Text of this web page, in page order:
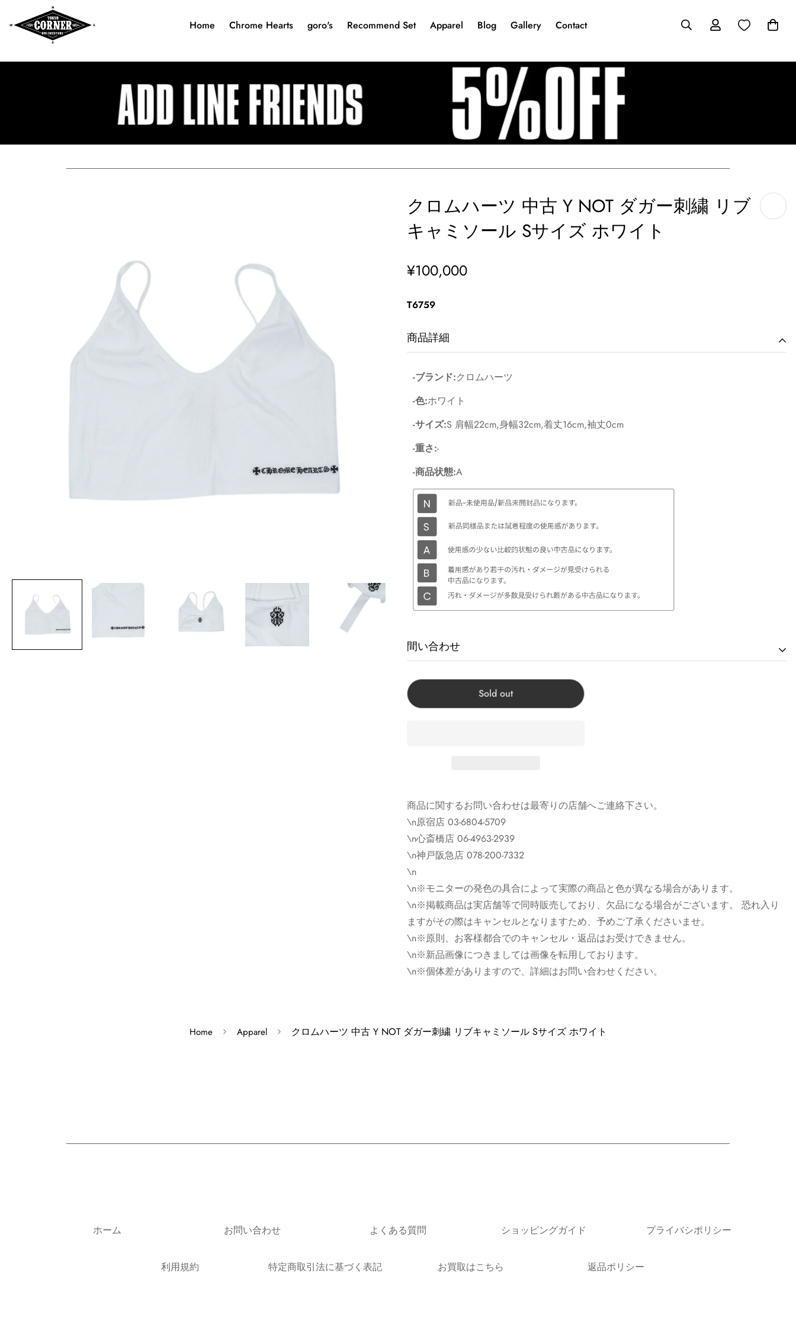
Home Chrome Hearts goro's Recommend Set Apparel Blog Gallery Contact
クロムハーツ 中古 Y NOT ダガー刺繍 リブ
キャミソール Sサイズ ホワイト
通
格
¥100,000
T6759
商品詳細
-ブランド:クロムハーツ
-色:ホワイト
-サイズ:S 肩幅22cm,身幅32cm,着丈16cm,袖丈0cm
-重さ:-
-商品状態:A
間い合わせ
商品に関するお問い合わせは最寄りの店舗へご連絡下さい。
Corner Accessory原宿:東京都渋谷区神宫前4-28-14
※モニターの発色の具合によって実際の商品と色が異なる場合があります。
※掲載商品は実店舗等で同時販売しており、欠品になる場合がございます。 恐れ入りま
すがその際はキャンセルとなりますため、予めご了承くださいませ。
※原則、お客様都合でのキャンセル・返品はお受けできません。
※ゴローズの新品画像につきましては画像を転用しております。新品レザー商品のビー
ズに関しては画像と異なる場合がございます。また、色指定は出来かねますのでご了承
ください。
※個体差がありますので、詳細はお問い合わせください。
Sold out
商品に関するお問い合わせは最寄りの店舗へご連絡下さい。
\n原宿店 03-6804-5709
\n心斎橋店 06-4963-2939
\n神戸阪急店 078-200-7332
\n
\n※モニターの発色の具合によって実際の商品と色が異なる場合があります。
\n※掲載商品は実店舗等で同時販売しており、欠品になる場合がございます。 恐れ入り
ますがその際はキャンセルとなりますため、予めご了承くださいませ。
\n※原則、お客様都合でのキャンセル・返品はお受けできません。
\n※新品画像につきましては画像を転用しております。
\n※個体差がありますので、詳細はお問い合わせください。
Home Apparel クロムハーツ 中古 Y NOT ダガー刺繍 リブキャミソール Sサイズ ホワイト
ホーム お問い合わせ よくある質問 ショッピングガイド プライバシポリシー
利用規約 特定商取引法に基づく表記 お買取はこちら 返品ポリシー